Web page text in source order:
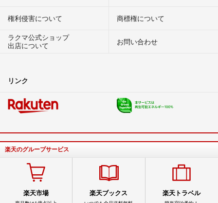
権利侵害について
商標権について
ラクマ公式ショップ
出店について
お問い合わせ
リンク
楽天のグループサービス
楽天市場 楽天ブックス 楽天トラベル